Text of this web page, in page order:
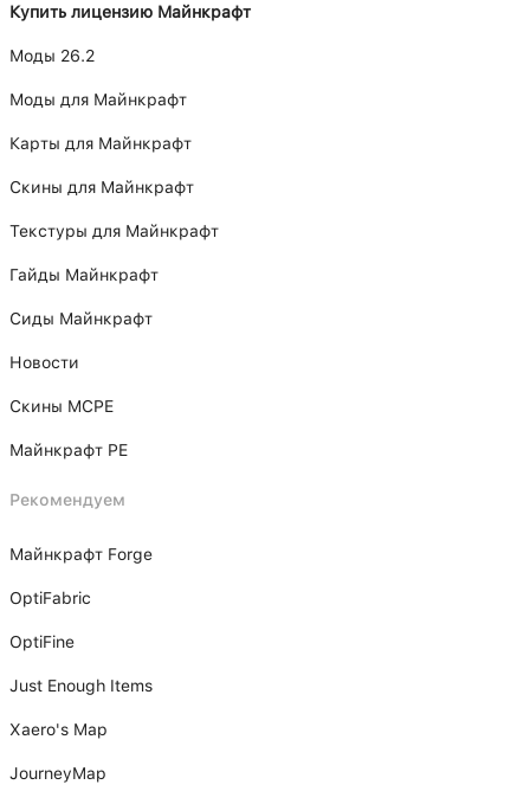
Купить лицензию Майнкрафт
Моды 26.2
Моды для Майнкрафт
Карты для Майнкрафт
Скины для Майнкрафт
Текстуры для Майнкрафт
Гайды Майнкрафт
Сиды Майнкрафт
Новости
Скины MCPE
Майнкрафт PE
Рекомендуем
Майнкрафт Forge
OptiFabric
OptiFine
Just Enough Items
Xаero's Mаp
JourneyMap